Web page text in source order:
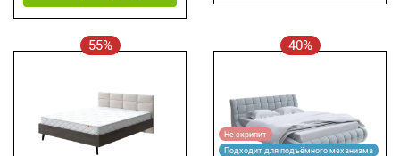
55% 40%
Не скрипит
Подходит для подъёмного механизма